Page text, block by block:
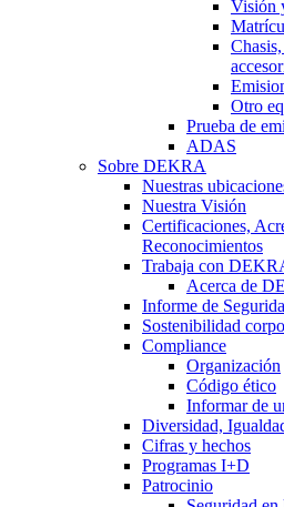
Visión
Otro
Prueba de
ADAS
Sobre DEKRA
Nuestras
Nuestra Visión
Certificaciones,
Reconocimientos
Trabaja con
Acerca de
Informe de
Sostenibilidad
Compliance
Organización
Código ético
Informar de
Diversidad,
Cifras y hechos
Programas I+D
Patrocinio